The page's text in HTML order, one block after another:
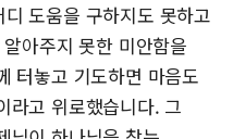
도움을 구하지도 못하고
아주지 못한 미안함을
터놓고 기도하면 마음도
라고 위로했습니다. 그